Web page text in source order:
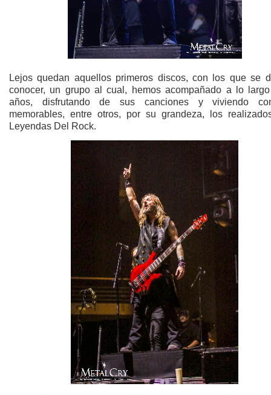
Lejos quedan aquellos primeros discos, con los que se
conocer, un grupo al cual, hemos acompañado a lo
años, disfrutando de sus canciones y viviendo
memorables, entre otros, por su grandeza, los
Leyendas Del Rock.